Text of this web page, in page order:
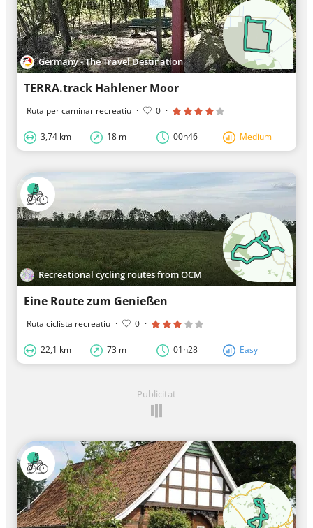
Germany - The Travel Destination
TERRA.track Hahlener Moor
Ruta per caminar recreatiu · 0 ·
3,74 km 18 m 00h46 Medium
Recreational cycling routes from OCM
Eine Route zum Genießen
Ruta ciclista recreatiu · 0 ·
22,1 km 73 m 01h28 Easy
Publicitat